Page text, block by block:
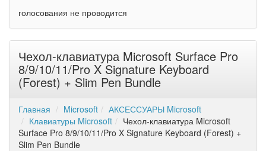
голосования не проводится
Чехол-клавиатура Microsoft Surface Pro
8/9/10/11/Pro X Signature Keyboard
(Forest) + Slim Pen Bundle
Главная Microsoft
АКСЕССУАРЫ Microsoft
Клавиатуры Microsoft
Чехол-клавиатура Microsoft
Surface Pro 8/9/10/11/Pro X Signature Keyboard (Forest) +
Slim Pen Bundle